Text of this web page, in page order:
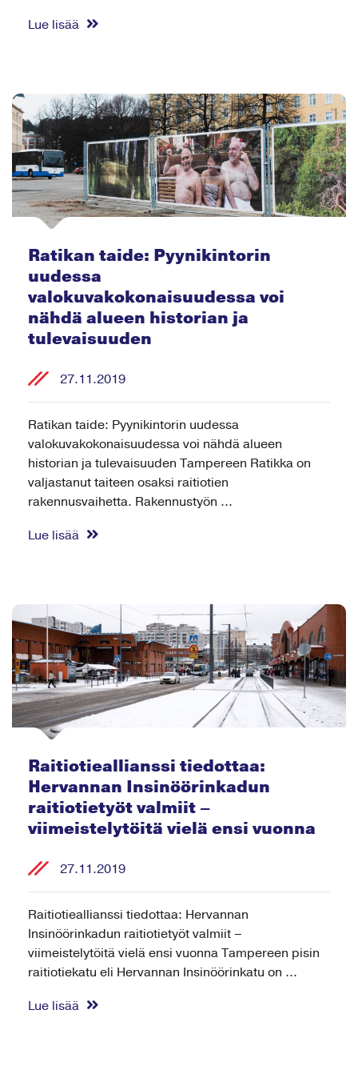
Lue lisää
Ratikan taide: Pyynikintorin
uudessa
valokuvakokonaisuudessa voi
nähdä alueen historian ja
tulevaisuuden
27.11.2019
Ratikan taide: Pyynikintorin uudessa
valokuvakokonaisuudessa voi nähdä alueen
historian ja tulevaisuuden Tampereen Ratikka on
valjastanut taiteen osaksi raitiotien
rakennusvaihetta. Rakennustyön ...
Lue lisää
Raitiotieallianssi tiedottaa:
Hervannan Insinöörinkadun
raitiotietyöt valmiit –
viimeistelytöitä vielä ensi vuonna
27.11.2019
Raitiotieallianssi tiedottaa: Hervannan
Insinöörinkadun raitiotietyöt valmiit –
viimeistelytöitä vielä ensi vuonna Tampereen pisin
raitiotiekatu eli Hervannan Insinöörinkatu on ...
Lue lisää